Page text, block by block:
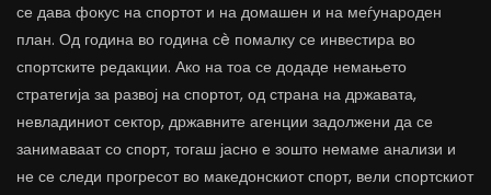
се дава фокус на спортот и на домашен и на меѓународен
план. Од година во година сè помалку се инвестира во
спортските редакции. Ако на тоа се додаде немањето
стратегија за развој на спортот, од страна на државата,
невладиниот сектор, државните агенции задолжени да се
занимаваат со спорт, тогаш јасно е зошто немаме анализи и
не се следи прогресот во македонскиот спорт, вели спортскиот